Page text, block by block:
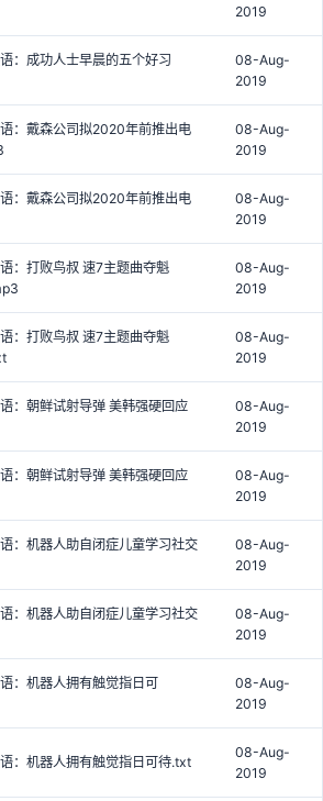
2019
：成功人士早晨的五个好习
08-Aug-
2019
：戴森公司拟2020年前推出电
08-Aug-
2019
：戴森公司拟2020年前推出电
08-Aug-
2019
：打败鸟叔 速7主题曲夺魁
08-Aug-
2019
：打败鸟叔 速7主题曲夺魁
08-Aug-
2019
：朝鲜试射导弹 美韩强硬回应
08-Aug-
2019
：朝鲜试射导弹 美韩强硬回应
08-Aug-
2019
：机器人助自闭症儿童学习社交
08-Aug-
2019
：机器人助自闭症儿童学习社交
08-Aug-
2019
：机器人拥有触觉指日可
08-Aug-
2019
：机器人拥有触觉指日可待.txt
08-Aug-
2019